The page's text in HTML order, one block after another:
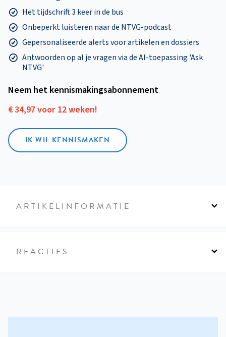
Het tijdschrift 3 keer in de bus
Onbeperkt luisteren naar de NTVG-podcast
Gepersonaliseerde alerts voor artikelen en dossiers
Antwoorden op al je vragen via de AI-toepassing 'Ask
NTVG'
Neem het kennismakings­abonnement
€ 34,97 voor 12 weken!
IK WIL KENNISMAKEN
ARTIKELINFORMATIE
REACTIES